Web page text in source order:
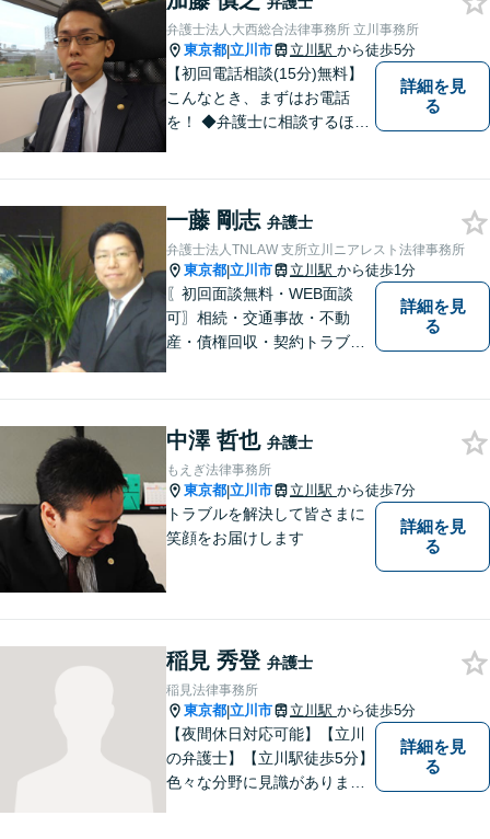
弁護士法人大西総合法律事務所 立川事務所
東京都|立川市 立川駅 から徒歩5分
【初回電話相談(15分)無料】
こんなとき、まずはお電話
を！ ◆弁護士に相談するほど
法を指南します。） ◆弁護士
に依頼したら、費用はいくら
かかるのか。
詳細を見
る
一藤 剛志 弁護士
弁護士法人TNLAW 支所立川ニアレスト法律事務所
東京都|立川市 立川駅 から徒歩1分
〖初回面談無料・WEB面談
可〗相続・交通事故・不動
産・債権回収・契約トラブル
詳細を見
る
中澤 哲也 弁護士
もえぎ法律事務所
東京都|立川市 立川駅 から徒歩7分
トラブルを解決して皆さまに
笑顔をお届けします
詳細を見
る
稲見 秀登 弁護士
稲見法律事務所
東京都|立川市 立川駅 から徒歩5分
【夜間休日対応可能】【立川
の弁護士】【立川駅徒歩5分】
色々な分野に見識がありま
詳細を見
る